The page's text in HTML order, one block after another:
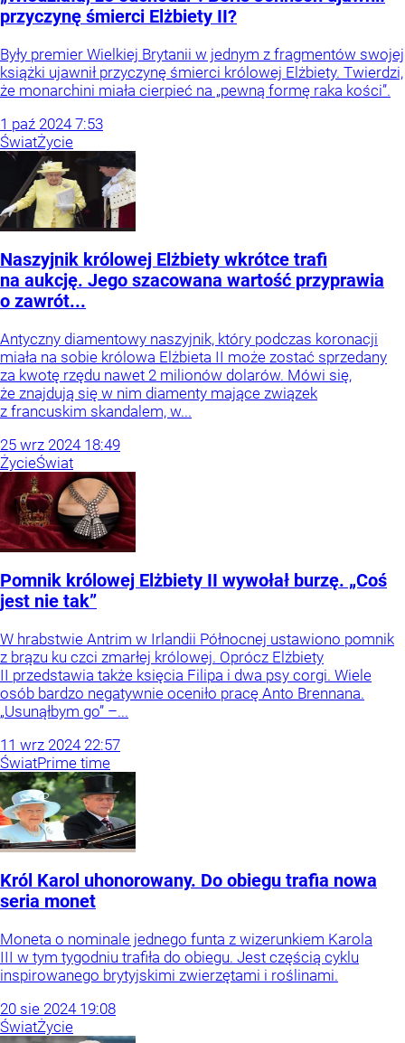
przyczynę śmierci Elżbiety II?
Były premier Wielkiej Brytanii w jednym z fragmentów swojej
książki ujawnił przyczynę śmierci królowej Elżbiety. Twierdzi,
że monarchini miała cierpieć na „pewną formę raka kości”.
1 paź 2024 7:53
ŚwiatŻycie
Naszyjnik królowej Elżbiety wkrótce trafi
na aukcję. Jego szacowana wartość przyprawia
o zawrót...
Antyczny diamentowy naszyjnik, który podczas koronacji
miała na sobie królowa Elżbieta II może zostać sprzedany
za kwotę rzędu nawet 2 milionów dolarów. Mówi się,
że znajdują się w nim diamenty mające związek
z francuskim skandalem, w...
25 wrz 2024 18:49
ŻycieŚwiat
Pomnik królowej Elżbiety II wywołał burzę. „Coś
jest nie tak”
W hrabstwie Antrim w Irlandii Północnej ustawiono pomnik
z brązu ku czci zmarłej królowej. Oprócz Elżbiety
II przedstawia także księcia Filipa i dwa psy corgi. Wiele
osób bardzo negatywnie oceniło pracę Anto Brennana.
„Usunąłbym go” –...
11 wrz 2024 22:57
ŚwiatPrime time
Król Karol uhonorowany. Do obiegu trafia nowa
seria monet
Moneta o nominale jednego funta z wizerunkiem Karola
III w tym tygodniu trafiła do obiegu. Jest częścią cyklu
inspirowanego brytyjskimi zwierzętami i roślinami.
20 sie 2024 19:08
ŚwiatŻycie